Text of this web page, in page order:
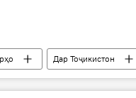
Дар Тоҷикистон